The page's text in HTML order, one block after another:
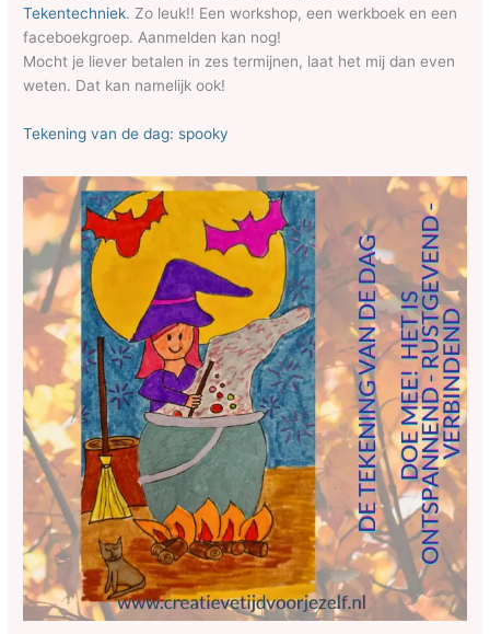
Tekentechniek. Zo leuk!! Een workshop, een werkboek en een
faceboekgroep. Aanmelden kan nog!
Mocht je liever betalen in zes termijnen, laat het mij dan even
weten. Dat kan namelijk ook!
Tekening van de dag: spooky